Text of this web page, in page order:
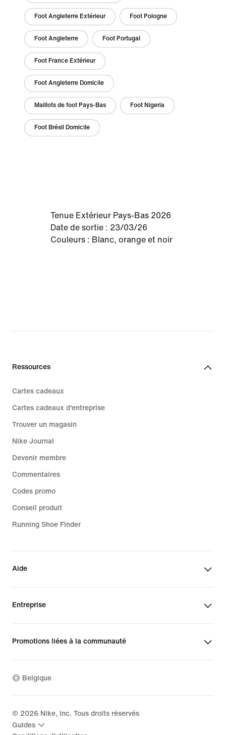
Foot Angleterre Extérieur Foot Pologne
Foot Angleterre Foot Portugal
Foot France Extérieur
Foot Angleterre Domicile
Maillots de foot Pays-Bas Foot Nigeria
Foot Brésil Domicile
Tenue Extérieur Pays-Bas 2026
Date de sortie : 23/03/26
Couleurs : Blanc, orange et noir
Ressources
Cartes cadeaux
Cartes cadeaux d'entreprise
Trouver un magasin
Nike Journal
Devenir membre
Commentaires
Codes promo
Conseil produit
Running Shoe Finder
Aide
Entreprise
Promotions liées à la communauté
Belgique
© 2026 Nike, Inc. Tous droits réservés
Guides